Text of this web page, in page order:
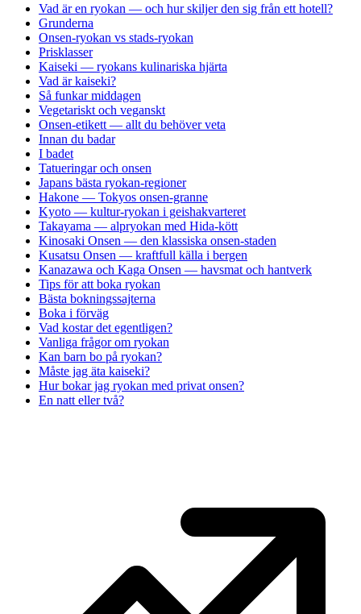
Vad är en ryokan — och hur skiljer den sig från ett hotell?
Grunderna
Onsen-ryokan vs stads-ryokan
Prisklasser
Kaiseki — ryokans kulinariska hjärta
Vad är kaiseki?
Så funkar middagen
Vegetariskt och veganskt
Onsen-etikett — allt du behöver veta
Innan du badar
I badet
Tatueringar och onsen
Japans bästa ryokan-regioner
Hakone — Tokyos onsen-granne
Kyoto — kultur-ryokan i geishakvarteret
Takayama — alpryokan med Hida-kött
Kinosaki Onsen — den klassiska onsen-staden
Kusatsu Onsen — kraftfull källa i bergen
Kanazawa och Kaga Onsen — havsmat och hantverk
Tips för att boka ryokan
Bästa bokningssajterna
Boka i förväg
Vad kostar det egentligen?
Vanliga frågor om ryokan
Kan barn bo på ryokan?
Måste jag äta kaiseki?
Hur bokar jag ryokan med privat onsen?
En natt eller två?